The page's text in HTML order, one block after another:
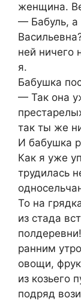
женщина.
— Бабуль, а
ней ничего
я.
Бабушка
— Так она
так ты же
И бабушка
Как я уже
трудилась
То на
из стада
ранним
овощи,
из козьего
подряд